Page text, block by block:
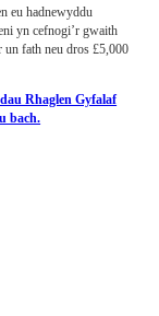
eu hadnewyddu
yn cefnogi’r gwaith
un fath neu dros £5,000
Rhaglen Gyfalaf
bach.